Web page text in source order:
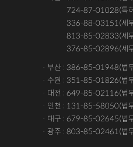
724-87-01028(특
336-88-03151(세
813-85-02833(세
376-85-02896(세
· 부산 : 386-85-01948(법
· 수원 : 351-85-01826(법
· 대전 : 649-85-02116(법
· 인천 : 131-85-58050(법
· 대구 : 679-85-02645(법
· 광주 : 803-85-02461(법